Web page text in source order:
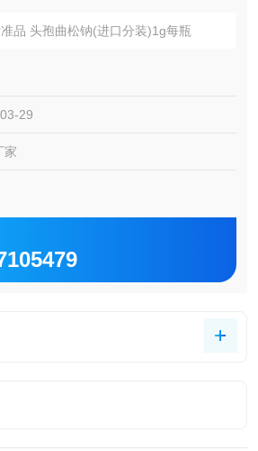
原料、标准品 头孢曲松钠(进口分装)1g每瓶
29
家